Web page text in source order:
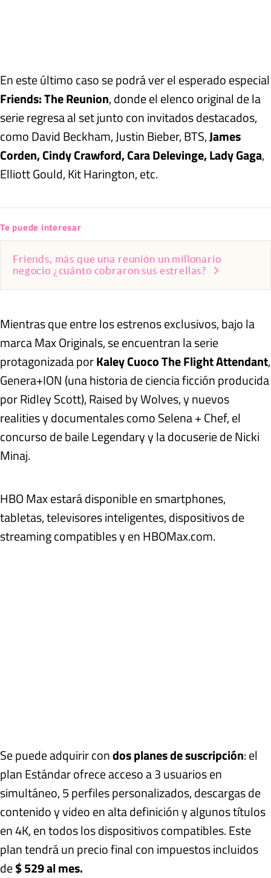
En este último caso se podrá ver el esperado especial
Friends: The Reunion, donde el elenco original de la
serie regresa al set junto con invitados destacados,
como David Beckham, Justin Bieber, BTS,James
Corden, Cindy Crawford, Cara Delevinge, Lady Gaga,
Elliott Gould, Kit Harington, etc.
Te puede interesar
Friends, más que una reunión un millonario
negocio ¿cuánto cobraron sus estrellas?
Mientras que entre los estrenos exclusivos, bajo la
marca Max Originals, se encuentran la serie
protagonizada porKaley Cuoco The Flight Attendant,
Genera+ION (una historia de ciencia ficción producida
por Ridley Scott), Raised by Wolves, y nuevos
realities y documentales como Selena + Chef, el
concurso de baile Legendary y la docuserie de Nicki
Minaj.
HBO Max estará disponible en smartphones,
tabletas, televisores inteligentes, dispositivos de
streaming compatibles y en HBOMax.com.
Se puede adquirir condos planes de suscripción: el
plan Estándar ofrece acceso a 3 usuarios en
simultáneo, 5 perfiles personalizados, descargas de
contenido y video en alta definición y algunos títulos
en 4K, en todos los dispositivos compatibles. Este
plan tendrá un precio final con impuestos incluidos
de$ 529 al mes.